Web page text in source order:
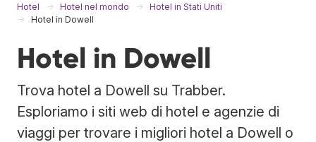
Hotel Hotel nel mondo
Hotel in Stati Uniti
Hotel in Dowell
Hotel in Dowell
Trova hotel a Dowell su Trabber.
Esploriamo i siti web di hotel e agenzie di
viaggi per trovare i migliori hotel a Dowell o